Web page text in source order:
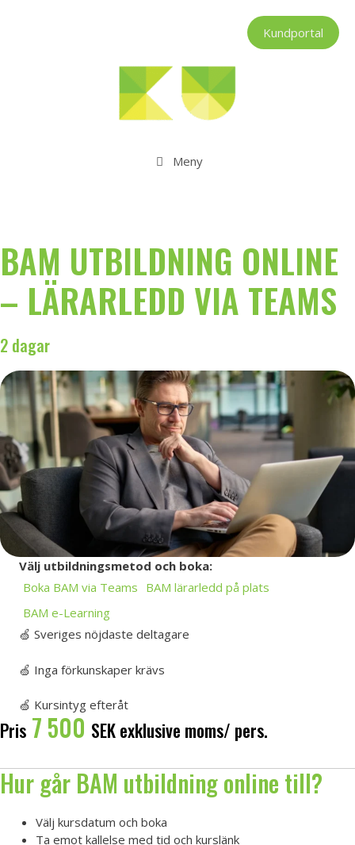
Kundportal
Meny
BAM UTBILDNING ONLINE
– LÄRARLEDD VIA TEAMS
2 dagar
Välj utbildningsmetod och boka:
Boka BAM via Teams BAM lärarledd på plats
BAM e-Learning
🍏 Sveriges nöjdaste deltagare
🍏 Inga förkunskaper krävs
🍏 Kursintyg efteråt
Pris 7 500 SEK exklusive moms/ pers.
Hur går BAM utbildning online till?
Välj kursdatum och boka
Ta emot kallelse med tid och kurslänk